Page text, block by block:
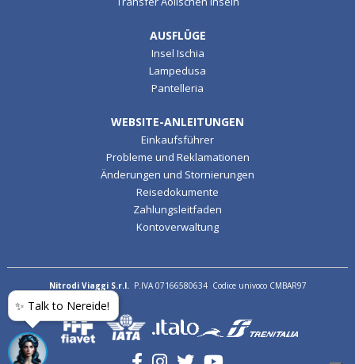
AUSFLÜGE
Insel Ischia
Lampedusa
Pantelleria
WEBSITE-ANLEITUNGEN
Einkaufsführer
Probleme und Reklamationen
Änderungen und Stornierungen
Reisedokumente
Zahlungsleitfaden
Kontoverwaltung
Nitrodi Viaggi S.r.l.P.IVA 07166580634 Codice univoco CMBAR97
✨ Talk to Nereide!